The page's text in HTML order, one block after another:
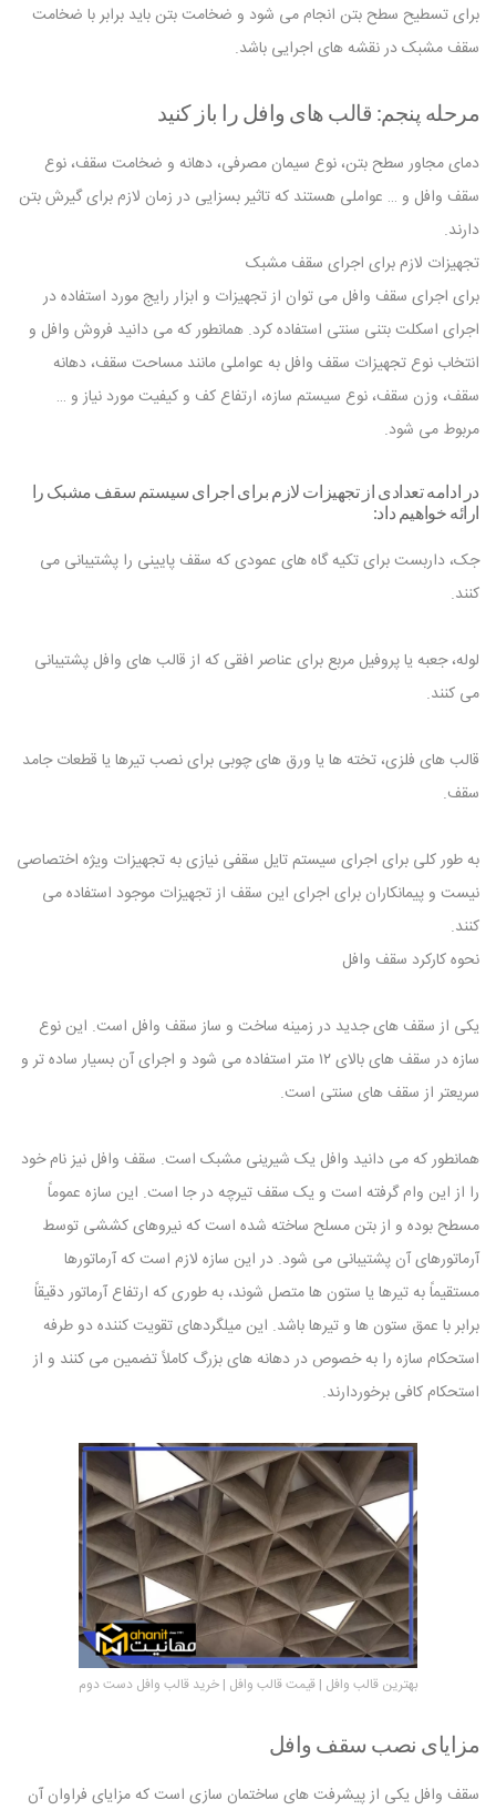
برای تسطیح سطح بتن انجام می شود و ضخامت بتن باید برابر با ضخامت
سقف مشبک در نقشه های اجرایی باشد.
مرحله پنجم: قالب های وافل را باز کنید
دمای مجاور سطح بتن، نوع سیمان مصرفی، دهانه و ضخامت سقف، نوع
سقف وافل و … عواملی هستند که تاثیر بسزایی در زمان لازم برای گیرش بتن
دارند.
تجهیزات لازم برای اجرای سقف مشبک
برای اجرای سقف وافل می توان از تجهیزات و ابزار رایج مورد استفاده در
اجرای اسکلت بتنی سنتی استفاده کرد. همانطور که می دانید فروش وافل و
انتخاب نوع تجهیزات سقف وافل به عواملی مانند مساحت سقف، دهانه
سقف، وزن سقف، نوع سیستم سازه، ارتفاع کف و کیفیت مورد نیاز و …
مربوط می شود.
در ادامه تعدادی از تجهیزات لازم برای اجرای سیستم سقف مشبک را
ارائه خواهیم داد:
جک، داربست برای تکیه گاه های عمودی که سقف پایینی را پشتیبانی می
کنند.
لوله، جعبه یا پروفیل مربع برای عناصر افقی که از قالب های وافل پشتیبانی
می کنند.
قالب های فلزی، تخته ها یا ورق های چوبی برای نصب تیرها یا قطعات جامد
سقف.
به طور کلی برای اجرای سیستم تایل سقفی نیازی به تجهیزات ویژه اختصاصی
نیست و پیمانکاران برای اجرای این سقف از تجهیزات موجود استفاده می
کنند.
نحوه کارکرد سقف وافل
یکی از سقف های جدید در زمینه ساخت و ساز سقف وافل است. این نوع
سازه در سقف های بالای ۱۲ متر استفاده می شود و اجرای آن بسیار ساده تر و
سریعتر از سقف های سنتی است.
همانطور که می دانید وافل یک شیرینی مشبک است. سقف وافل نیز نام خود
را از این وام گرفته است و یک سقف تیرچه در جا است. این سازه عموماً
مسطح بوده و از بتن مسلح ساخته شده است که نیروهای کششی توسط
آرماتورهای آن پشتیبانی می شود. در این سازه لازم است که آرماتورها
مستقیماً به تیرها یا ستون ها متصل شوند، به طوری که ارتفاع آرماتور دقیقاً
برابر با عمق ستون ها و تیرها باشد. این میلگردهای تقویت کننده دو طرفه
استحکام سازه را به خصوص در دهانه های بزرگ کاملاً تضمین می کنند و از
استحکام کافی برخوردارند.
بهترین قالب وافل | قیمت قالب وافل | خرید قالب وافل دست دوم
مزایای نصب سقف وافل
سقف وافل یکی از پیشرفت های ساختمان سازی است که مزایای فراوان آن